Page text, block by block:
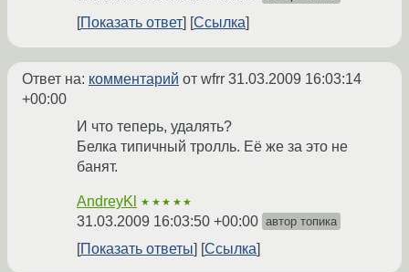
Показать ответ Ссылка
Ответ на: комментарий от wfrr 31.03.2009 16:03:14
+00:00
И что теперь, удалять?
Белка типичный тролль. Её же за это не
банят.
AndreyKl ★★★★★
31.03.2009 16:03:50 +00:00 автор топика
Показать ответы Ссылка